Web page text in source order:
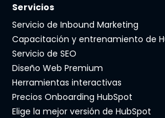
Servicios
Servicio de Inbound Marketing
Capacitación y entrenamiento de
Servicio de SEO
Diseño Web Premium
Herramientas interactivas
Precios Onboarding HubSpot
Elige la mejor versión de HubSpot